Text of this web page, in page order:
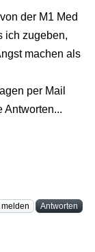
der M1 Med
ich zugeben,
machen als
per Mail
Antworten...
melden Antworten